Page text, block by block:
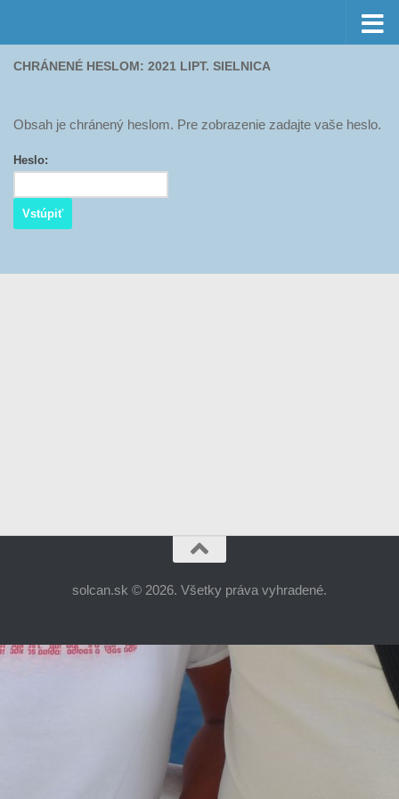
CHRÁNENÉ HESLOM: 2021 LIPT. SIELNICA
Obsah je chránený heslom. Pre zobrazenie zadajte vaše heslo.
Heslo:
solcan.sk © 2026. Všetky práva vyhradené.